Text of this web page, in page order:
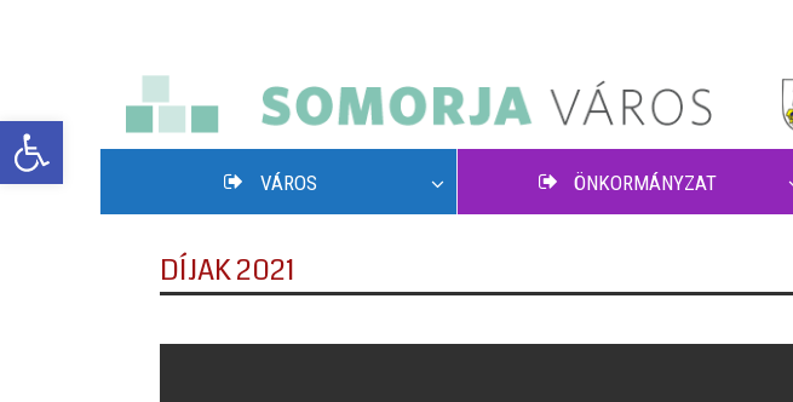
Eszköztár megnyitása
VÁROS ÖNKORMÁNYZAT
DÍJAK 2021